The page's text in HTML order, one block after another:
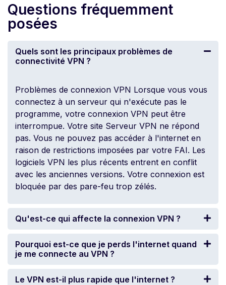
Questions fréquemment
posées
Quels sont les principaux problèmes de
connectivité VPN ?
Problèmes de connexion VPN Lorsque vous vous
connectez à un serveur qui n'exécute pas le
programme, votre connexion VPN peut être
interrompue. Votre site Serveur VPN ne répond
pas. Vous ne pouvez pas accéder à l'internet en
raison de restrictions imposées par votre FAI. Les
logiciels VPN les plus récents entrent en conflit
avec les anciennes versions. Votre connexion est
bloquée par des pare-feu trop zélés.
Qu'est-ce qui affecte la connexion VPN ?
Pourquoi est-ce que je perds l'internet quand
je me connecte au VPN ?
Le VPN est-il plus rapide que l'internet ?